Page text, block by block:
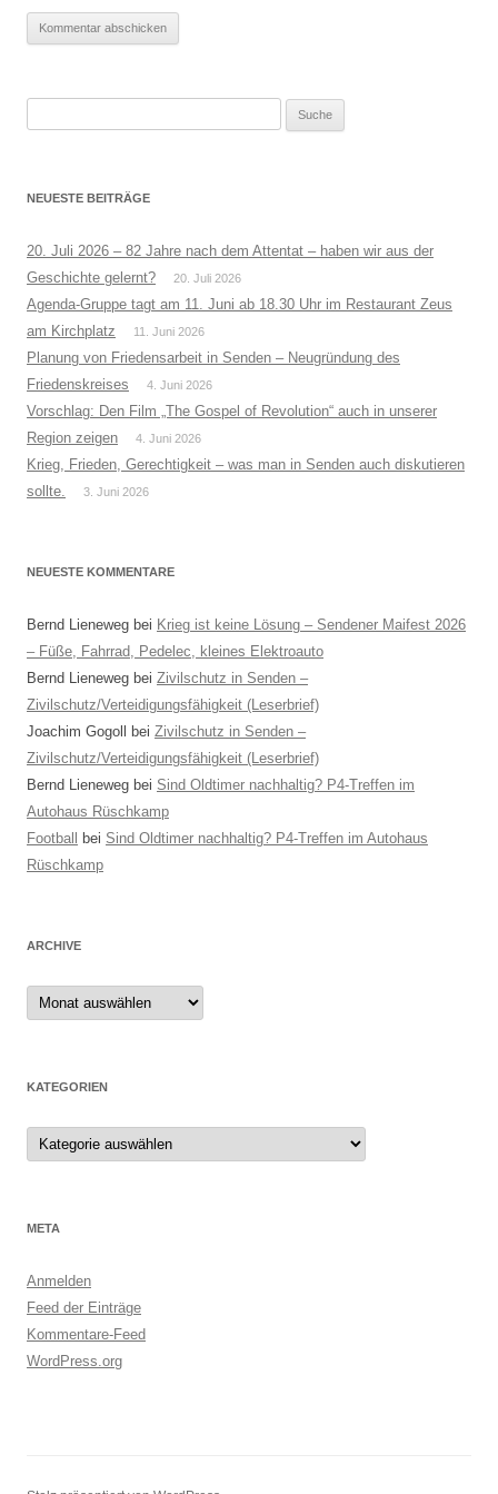
NEUESTE BEITRÄGE
20. Juli 2026 – 82 Jahre nach dem Attentat – haben wir aus der
Geschichte gelernt?
20. Juli 2026
Agenda-Gruppe tagt am 11. Juni ab 18.30 Uhr im Restaurant Zeus
am Kirchplatz
11. Juni 2026
Planung von Friedensarbeit in Senden – Neugründung des
Friedenskreises
4. Juni 2026
Vorschlag: Den Film „The Gospel of Revolution“ auch in unserer
Region zeigen
4. Juni 2026
Krieg, Frieden, Gerechtigkeit – was man in Senden auch diskutieren
sollte.
3. Juni 2026
NEUESTE KOMMENTARE
Bernd Lieneweg bei Krieg ist keine Lösung – Sendener Maifest 2026
– Füße, Fahrrad, Pedelec, kleines Elektroauto
Bernd Lieneweg bei Zivilschutz in Senden –
Zivilschutz/Verteidigungsfähigkeit (Leserbrief)
Joachim Gogoll
bei Zivilschutz in Senden –
Zivilschutz/Verteidigungsfähigkeit (Leserbrief)
Bernd Lieneweg bei Sind Oldtimer nachhaltig? P4-Treffen im
Autohaus Rüschkamp
Football
bei Sind Oldtimer nachhaltig? P4-Treffen im Autohaus
Rüschkamp
ARCHIVE
Archive
KATEGORIEN
Kategorien
META
Anmelden
Feed der Einträge
Kommentare-Feed
WordPress.org